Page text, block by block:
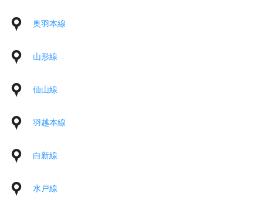
奥羽本線
山形線
仙山線
羽越本線
白新線
水戸線